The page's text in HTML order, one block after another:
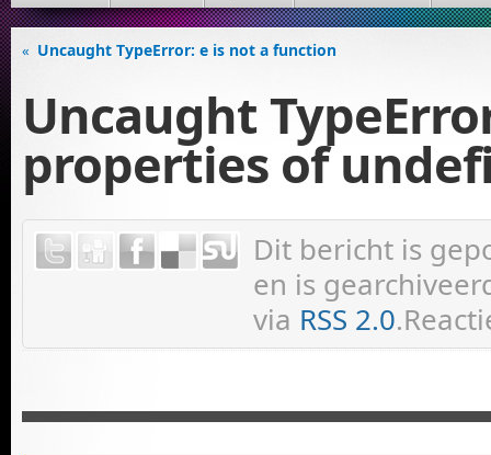
« Uncaught TypeError: e is not a function
Uncaught
properties of
Dit bericht is
en is
via RSS 2.0